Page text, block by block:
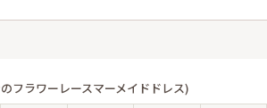
フラワーレースマーメイドドレス)